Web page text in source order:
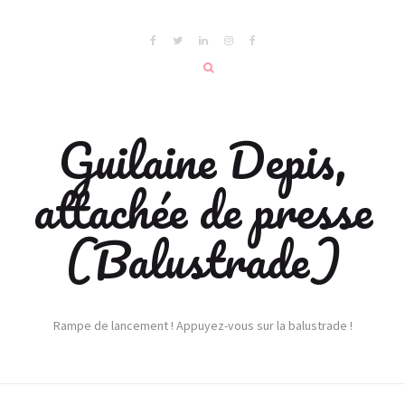
Guilaine Depis,
attachée de presse
(Balustrade)
Rampe de lancement ! Appuyez-vous sur la balustrade !